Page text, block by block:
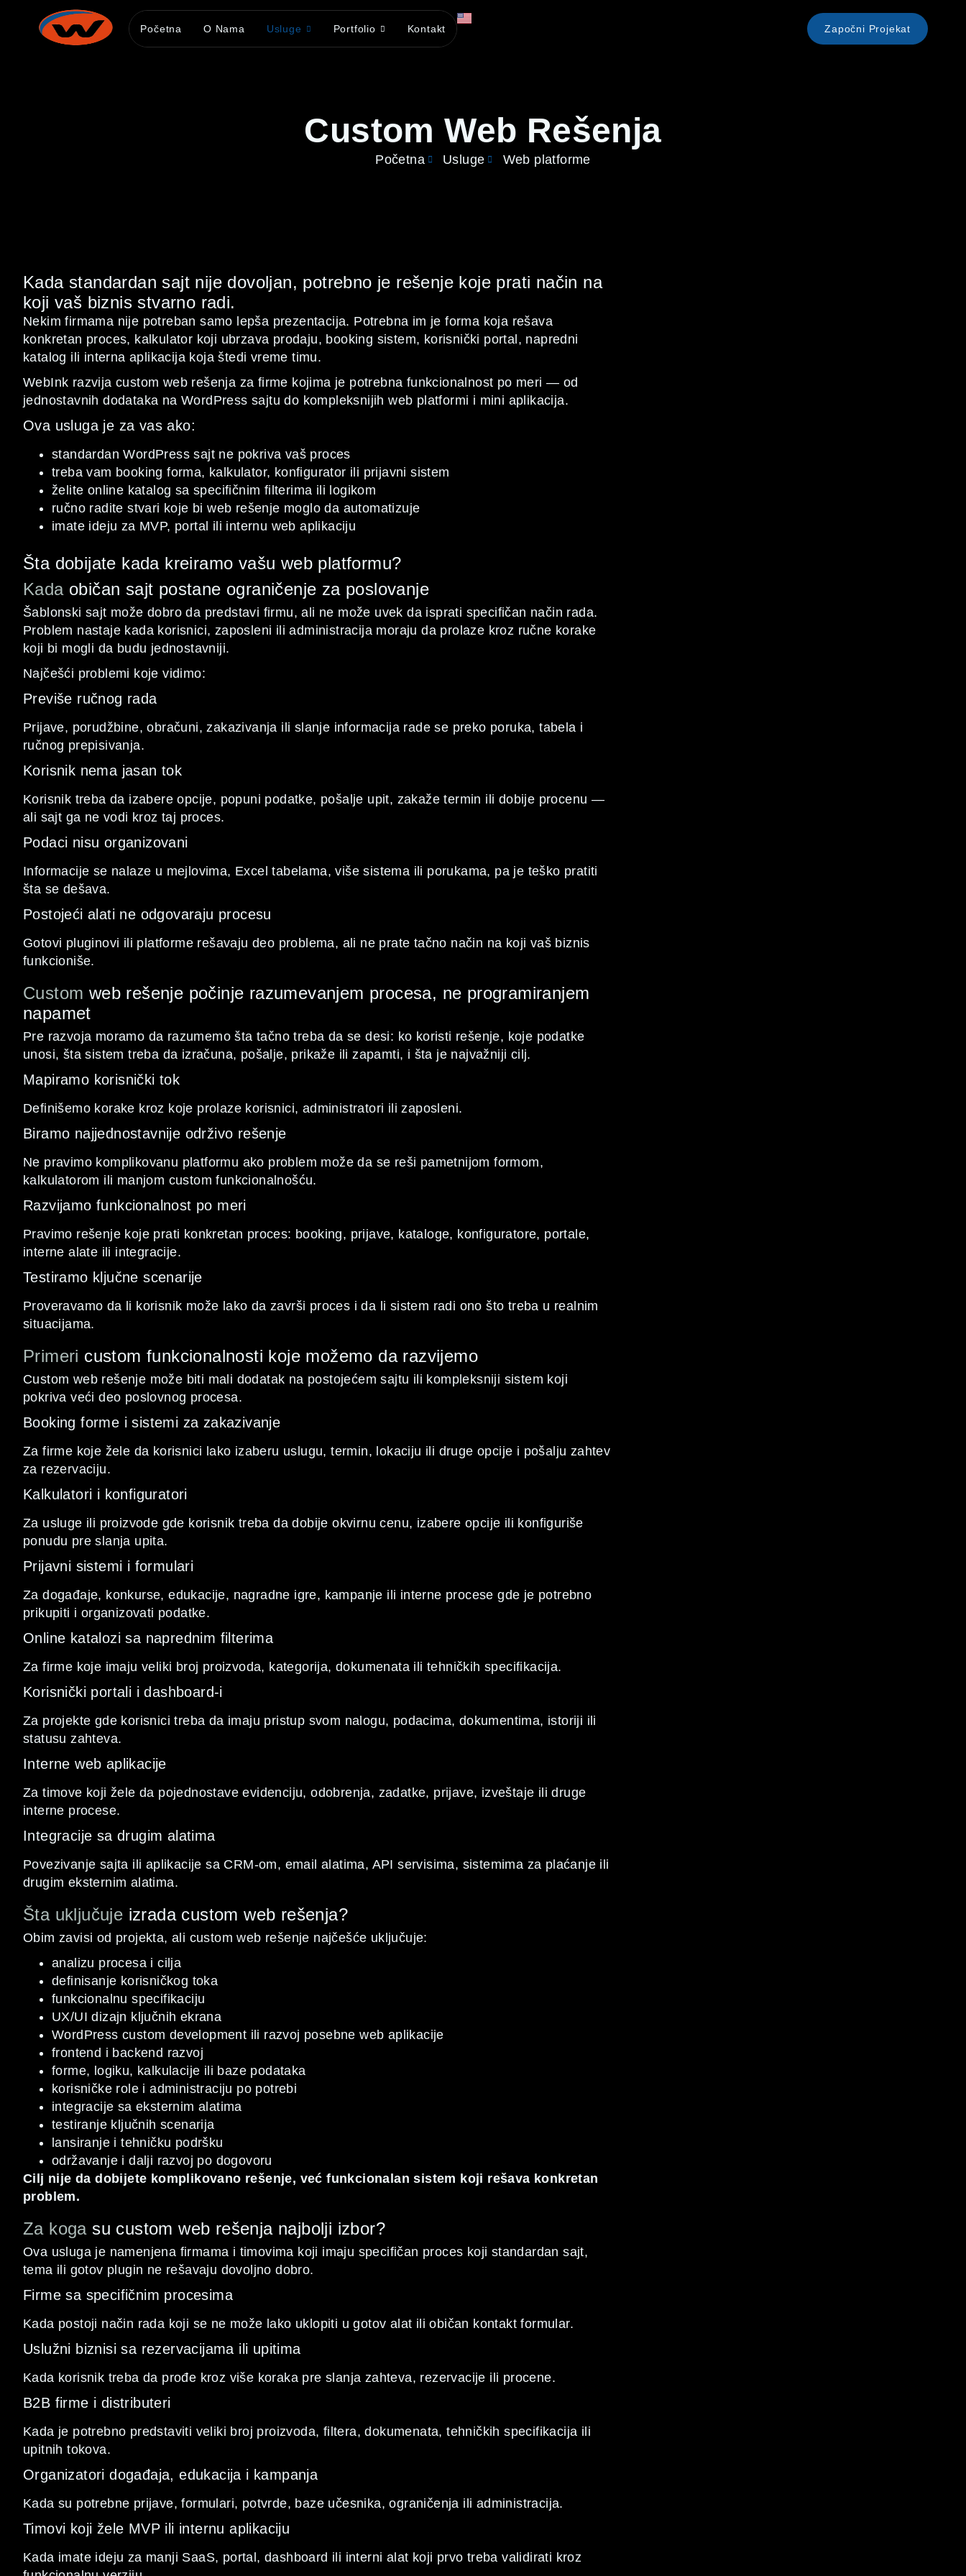
Početna O Nama Usluge Portfolio Kontakt Započni Projekat
Custom Web Rešenja
Početna Usluge Web platforme
Kada standardan sajt nije dovoljan, potrebno je rešenje koje prati način na
koji vaš biznis stvarno radi.
Nekim firmama nije potreban samo lepša prezentacija. Potrebna im je forma koja rešava
konkretan proces, kalkulator koji ubrzava prodaju, booking sistem, korisnički portal, napredni
katalog ili interna aplikacija koja štedi vreme timu.
WebInk razvija custom web rešenja za firme kojima je potrebna funkcionalnost po meri — od
jednostavnih dodataka na WordPress sajtu do kompleksnijih web platformi i mini aplikacija.
Ova usluga je za vas ako:
standardan WordPress sajt ne pokriva vaš proces
treba vam booking forma, kalkulator, konfigurator ili prijavni sistem
želite online katalog sa specifičnim filterima ili logikom
ručno radite stvari koje bi web rešenje moglo da automatizuje
imate ideju za MVP, portal ili internu web aplikaciju
Šta dobijate kada kreiramo vašu web platformu?
Kada običan sajt postane ograničenje za poslovanje
Šablonski sajt može dobro da predstavi firmu, ali ne može uvek da isprati specifičan način rada.
Problem nastaje kada korisnici, zaposleni ili administracija moraju da prolaze kroz ručne korake
koji bi mogli da budu jednostavniji.
Najčešći problemi koje vidimo:
Previše ručnog rada
Prijave, porudžbine, obračuni, zakazivanja ili slanje informacija rade se preko poruka, tabela i
ručnog prepisivanja.
Korisnik nema jasan tok
Korisnik treba da izabere opcije, popuni podatke, pošalje upit, zakaže termin ili dobije procenu —
ali sajt ga ne vodi kroz taj proces.
Podaci nisu organizovani
Informacije se nalaze u mejlovima, Excel tabelama, više sistema ili porukama, pa je teško pratiti
šta se dešava.
Postojeći alati ne odgovaraju procesu
Gotovi pluginovi ili platforme rešavaju deo problema, ali ne prate tačno način na koji vaš biznis
funkcioniše.
Custom web rešenje počinje razumevanjem procesa, ne programiranjem
napamet
Pre razvoja moramo da razumemo šta tačno treba da se desi: ko koristi rešenje, koje podatke
unosi, šta sistem treba da izračuna, pošalje, prikaže ili zapamti, i šta je najvažniji cilj.
Mapiramo korisnički tok
Definišemo korake kroz koje prolaze korisnici, administratori ili zaposleni.
Biramo najjednostavnije održivo rešenje
Ne pravimo komplikovanu platformu ako problem može da se reši pametnijom formom,
kalkulatorom ili manjom custom funkcionalnošću.
Razvijamo funkcionalnost po meri
Pravimo rešenje koje prati konkretan proces: booking, prijave, kataloge, konfiguratore, portale,
interne alate ili integracije.
Testiramo ključne scenarije
Proveravamo da li korisnik može lako da završi proces i da li sistem radi ono što treba u realnim
situacijama.
Primeri custom funkcionalnosti koje možemo da razvijemo
Custom web rešenje može biti mali dodatak na postojećem sajtu ili kompleksniji sistem koji
pokriva veći deo poslovnog procesa.
Booking forme i sistemi za zakazivanje
Za firme koje žele da korisnici lako izaberu uslugu, termin, lokaciju ili druge opcije i pošalju zahtev
za rezervaciju.
Kalkulatori i konfiguratori
Za usluge ili proizvode gde korisnik treba da dobije okvirnu cenu, izabere opcije ili konfiguriše
ponudu pre slanja upita.
Prijavni sistemi i formulari
Za događaje, konkurse, edukacije, nagradne igre, kampanje ili interne procese gde je potrebno
prikupiti i organizovati podatke.
Online katalozi sa naprednim filterima
Za firme koje imaju veliki broj proizvoda, kategorija, dokumenata ili tehničkih specifikacija.
Korisnički portali i dashboard-i
Za projekte gde korisnici treba da imaju pristup svom nalogu, podacima, dokumentima, istoriji ili
statusu zahteva.
Interne web aplikacije
Za timove koji žele da pojednostave evidenciju, odobrenja, zadatke, prijave, izveštaje ili druge
interne procese.
Integracije sa drugim alatima
Povezivanje sajta ili aplikacije sa CRM-om, email alatima, API servisima, sistemima za plaćanje ili
drugim eksternim alatima.
Šta uključuje izrada custom web rešenja?
Obim zavisi od projekta, ali custom web rešenje najčešće uključuje:
analizu procesa i cilja
definisanje korisničkog toka
funkcionalnu specifikaciju
UX/UI dizajn ključnih ekrana
WordPress custom development ili razvoj posebne web aplikacije
frontend i backend razvoj
forme, logiku, kalkulacije ili baze podataka
korisničke role i administraciju po potrebi
integracije sa eksternim alatima
testiranje ključnih scenarija
lansiranje i tehničku podršku
održavanje i dalji razvoj po dogovoru
Cilj nije da dobijete komplikovano rešenje, već funkcionalan sistem koji rešava konkretan
problem.
Za koga su custom web rešenja najbolji izbor?
Ova usluga je namenjena firmama i timovima koji imaju specifičan proces koji standardan sajt,
tema ili gotov plugin ne rešavaju dovoljno dobro.
Firme sa specifičnim procesima
Kada postoji način rada koji se ne može lako uklopiti u gotov alat ili običan kontakt formular.
Uslužni biznisi sa rezervacijama ili upitima
Kada korisnik treba da prođe kroz više koraka pre slanja zahteva, rezervacije ili procene.
B2B firme i distributeri
Kada je potrebno predstaviti veliki broj proizvoda, filtera, dokumenata, tehničkih specifikacija ili
upitnih tokova.
Organizatori događaja, edukacija i kampanja
Kada su potrebne prijave, formulari, potvrde, baze učesnika, ograničenja ili administracija.
Timovi koji žele MVP ili internu aplikaciju
Kada imate ideju za manji SaaS, portal, dashboard ili interni alat koji prvo treba validirati kroz